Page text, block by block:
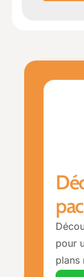
pour
plans